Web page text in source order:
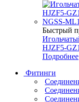
Быстрый
HJZF5-
Подробнее
Фитинги